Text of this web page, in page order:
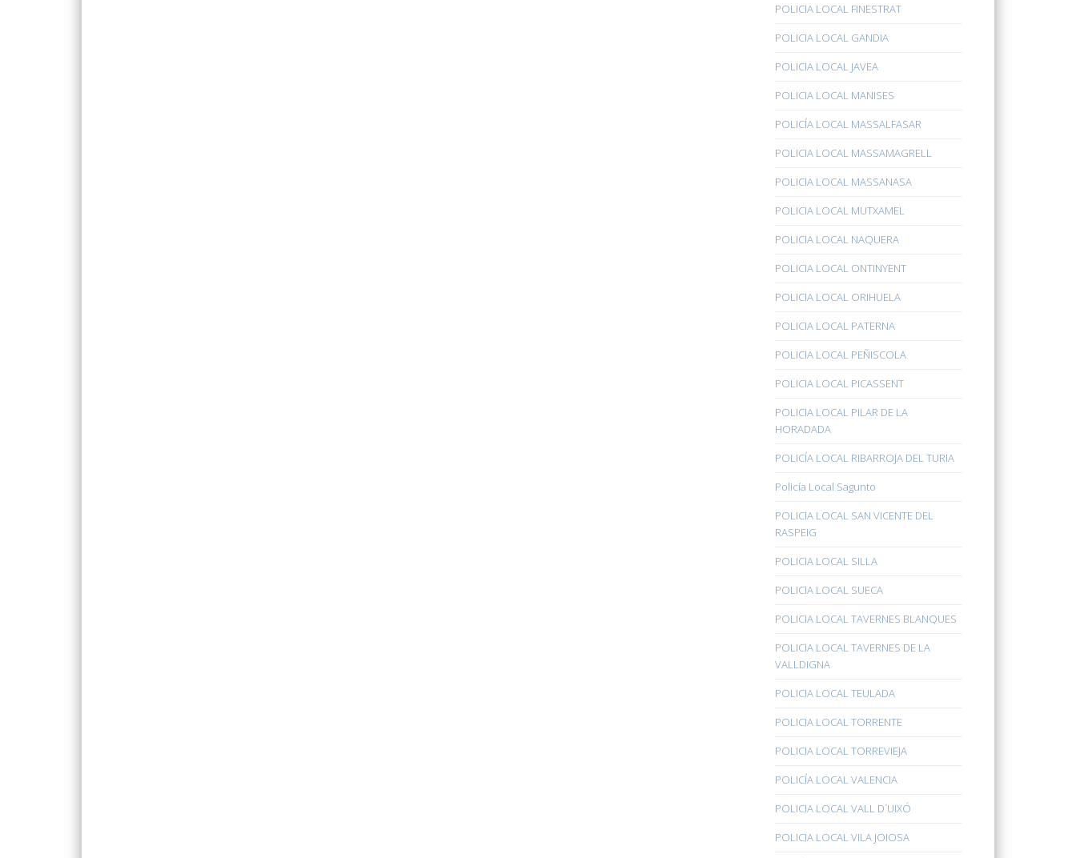
POLICIA LOCAL FINESTRAT
POLICIA LOCAL GANDIA
POLICIA LOCAL JAVEA
POLICIA LOCAL MANISES
POLICÍA LOCAL MASSALFASAR
POLICIA LOCAL MASSAMAGRELL
POLICIA LOCAL MASSANASA
POLICIA LOCAL MUTXAMEL
POLICIA LOCAL NAQUERA
POLICIA LOCAL ONTINYENT
POLICIA LOCAL ORIHUELA
POLICIA LOCAL PATERNA
POLICIA LOCAL PEÑISCOLA
POLICIA LOCAL PICASSENT
POLICIA LOCAL PILAR DE LA
HORADADA
POLICÍA LOCAL RIBARROJA DEL TURIA
Policía Local Sagunto
POLICIA LOCAL SAN VICENTE DEL
RASPEIG
POLICIA LOCAL SILLA
POLICIA LOCAL SUECA
POLICIA LOCAL TAVERNES BLANQUES
POLICIA LOCAL TAVERNES DE LA
VALLDIGNA
POLICIA LOCAL TEULADA
POLICIA LOCAL TORRENTE
POLICIA LOCAL TORREVIEJA
POLICÍA LOCAL VALENCIA
POLICIA LOCAL VALL D´UIXÓ
POLICIA LOCAL VILA JOIOSA